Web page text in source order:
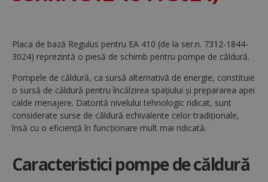
Placa de bază Regulus pentru EA 410 (de la ser.n. 7312-1844-
3024) reprezintă o piesă de schimb pentru pompe de căldură.
Pompele de căldură, ca sursă alternativă de energie, constituie
o sursă de căldură pentru încălzirea spațiului și prepararea apei
calde menajere. Datorită nivelului tehnologic ridicat, sunt
considerate surse de căldură echivalente celor tradiționale,
însă cu o eficiență în funcționare mult mai ridicată.
Caracteristici pompe de căldură